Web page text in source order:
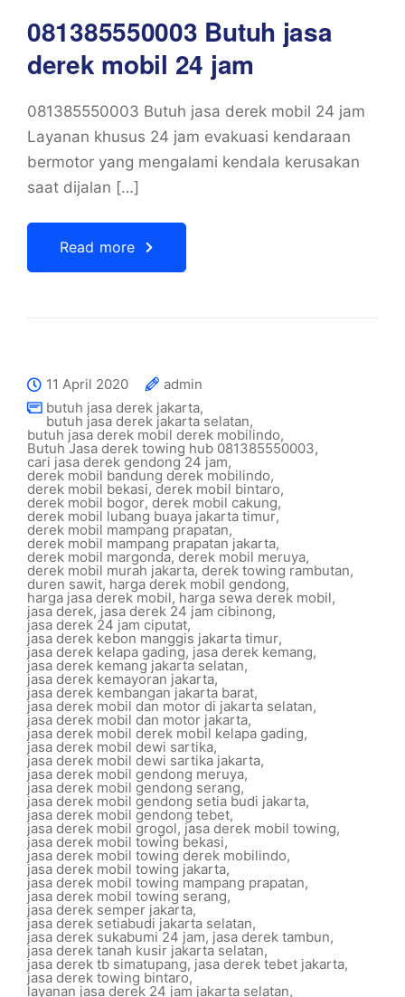
081385550003 Butuh jasa
derek mobil 24 jam
081385550003 Butuh jasa derek mobil 24 jam
Layanan khusus 24 jam evakuasi kendaraan
bermotor yang mengalami kendala kerusakan
saat dijalan […]
Read more
11 April 2020
admin
butuh jasa derek jakarta,
butuh jasa derek jakarta selatan,
butuh jasa derek mobil derek mobilindo,
Butuh Jasa derek towing hub 081385550003,
cari jasa derek gendong 24 jam,
derek mobil bandung derek mobilindo,
derek mobil bekasi, derek mobil bintaro,
derek mobil bogor,derek mobil cakung,
derek mobil lubang buaya jakarta timur,
derek mobil mampang prapatan,
derek mobil mampang prapatan jakarta,
derek mobil margonda,derek mobil meruya,
derek mobil murah jakarta, derek towing rambutan,
duren sawit, harga derek mobil gendong,
harga jasa derek mobil, harga sewa derek mobil,
jasa derek, jasa derek 24 jam cibinong,
jasa derek 24 jam ciputat,
jasa derek kebon manggis jakarta timur,
jasa derek kelapa gading, jasa derek kemang,
jasa derek kemang jakarta selatan,
jasa derek kemayoran jakarta,
jasa derek kembangan jakarta barat,
jasa derek mobil dan motor di jakarta selatan,
jasa derek mobil dan motor jakarta,
jasa derek mobil derek mobil kelapa gading,
jasa derek mobil dewi sartika,
jasa derek mobil dewi sartika jakarta,
jasa derek mobil gendong meruya,
jasa derek mobil gendong serang,
jasa derek mobil gendong setia budi jakarta,
jasa derek mobil gendong tebet,
jasa derek mobil grogol, jasa derek mobil towing,
jasa derek mobil towing bekasi,
jasa derek mobil towing derek mobilindo,
jasa derek mobil towing jakarta,
jasa derek mobil towing mampang prapatan,
jasa derek mobil towing serang,
jasa derek semper jakarta,
jasa derek setiabudi jakarta selatan,
jasa derek sukabumi 24 jam, jasa derek tambun,
jasa derek tanah kusir jakarta selatan,
jasa derek tb simatupang, jasa derek tebet jakarta,
jasa derek towing bintaro,
layanan jasa derek 24 jam jakarta selatan,